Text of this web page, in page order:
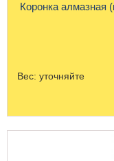
Вес: уточняйте